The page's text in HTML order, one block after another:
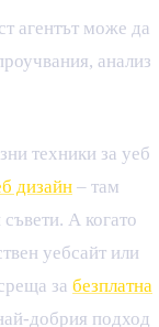
агентът може да
анализ
техники за уеб
дизайн – там
А когато
уебсайт или
за безплатна
добрия подход